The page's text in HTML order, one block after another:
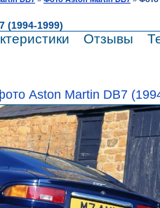
(1994-1999)
Отзывы
Aston Martin DB7